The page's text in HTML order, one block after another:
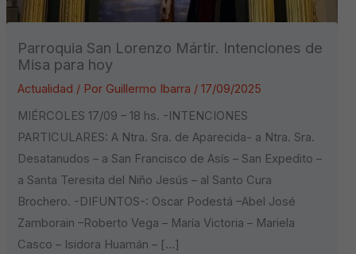
Parroquia San Lorenzo Mártir. Intenciones de
Misa para hoy
Actualidad / Por Guillermo Ibarra /17/09/2025
MIÉRCOLES 17/09 – 18 hs. -INTENCIONES
PARTICULARES: A Ntra. Sra. de Aparecida- a Ntra. Sra.
Desatanudos – a San Francisco de Asís – San Expedito –
a Santa Teresita del Niño Jesús – al Santo Cura
Brochero. -DIFUNTOS-: Oscar Podestá –Abel José
Zamborain –Roberto Vega – María Victoria – Mariela
Casco – Isidora Huamán – […]